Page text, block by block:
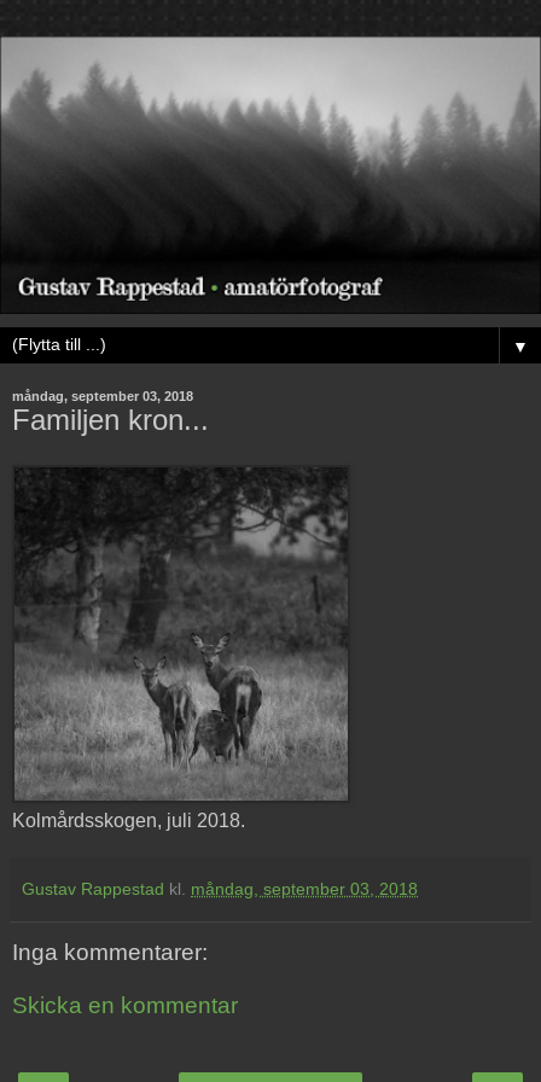
▼
måndag, september 03, 2018
Familjen kron...
Kolmårdsskogen, juli 2018.
Gustav Rappestad kl. måndag, september 03, 2018
Inga kommentarer:
Skicka en kommentar